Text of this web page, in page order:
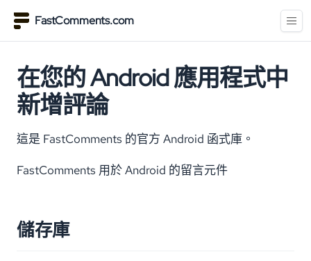
FastComments.com
在您的 Android 應用程式中
新增評論
這是 FastComments 的官方 Android 函式庫。
FastComments 用於 Android 的留言元件
儲存庫